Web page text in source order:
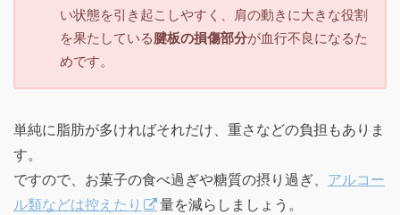
い状態を引き起こしやすく、肩の動きに大きな役割
を果たしている腱板の損傷部分が血行不良になるた
めです。
単純に脂肪が多ければそれだけ、重さなどの負担もありま
す。
ですので、お菓子の食べ過ぎや糖質の摂り過ぎ、 アルコー
ル類などは控えたり
量を減らしましょう。